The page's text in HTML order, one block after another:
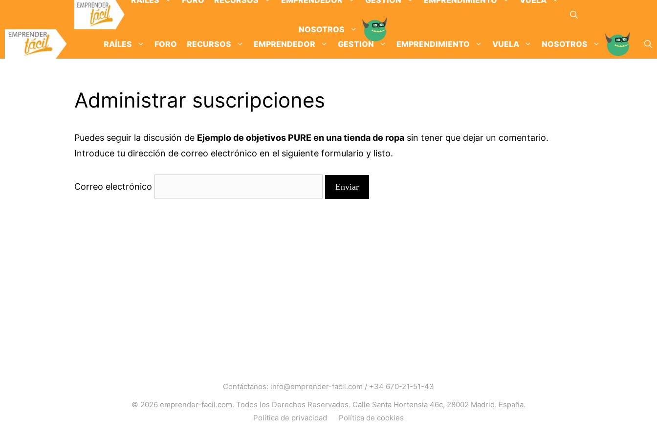
contenido
NOSOTROS
RAÍLES
FORO RECURSOS EMPRENDEDOR GESTION EMPRENDIMIENTO VUELA NOSOTROS
Administrar suscripciones
Puedes seguir la discusión de Ejemplo de objetivos PURE en una tienda de ropa sin tener que dejar un comentario.
Introduce tu dirección de correo electrónico en el siguiente formulario y listo.
Correo electrónico
Contáctanos: info@emprender-facil.com / +34 670-21-51-43
© 2026 emprender-facil.com. Todos los Derechos Reservados. Calle Santa Hortensia 46c, 28002 Madrid. España.
Política de privacidad
Política de cookies